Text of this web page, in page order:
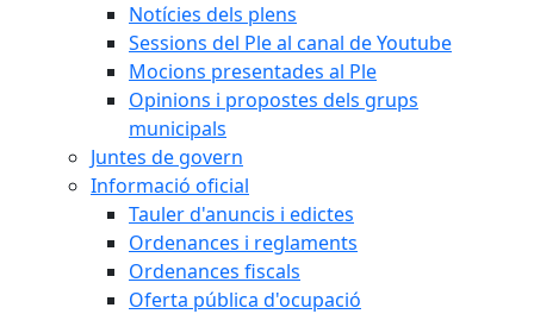
Notícies dels plens
Sessions del Ple al canal de Youtube
Mocions presentades al Ple
Opinions i propostes dels grups
municipals
Juntes de govern
Informació oficial
Tauler d'anuncis i edictes
Ordenances i reglaments
Ordenances fiscals
Oferta pública d'ocupació